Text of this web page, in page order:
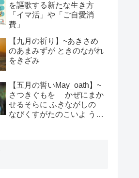
を謳歌する新たな生き方
「イマ活」や「ご自愛消
費」
【九月の祈り】~あきさめ
のあまみずが ときのながれ
をきざみ
【五月の誓いMay_oath】~
さつきぐもを かぜにまか
せるそらに ふきながしの
なびくすがたのこいよ うま